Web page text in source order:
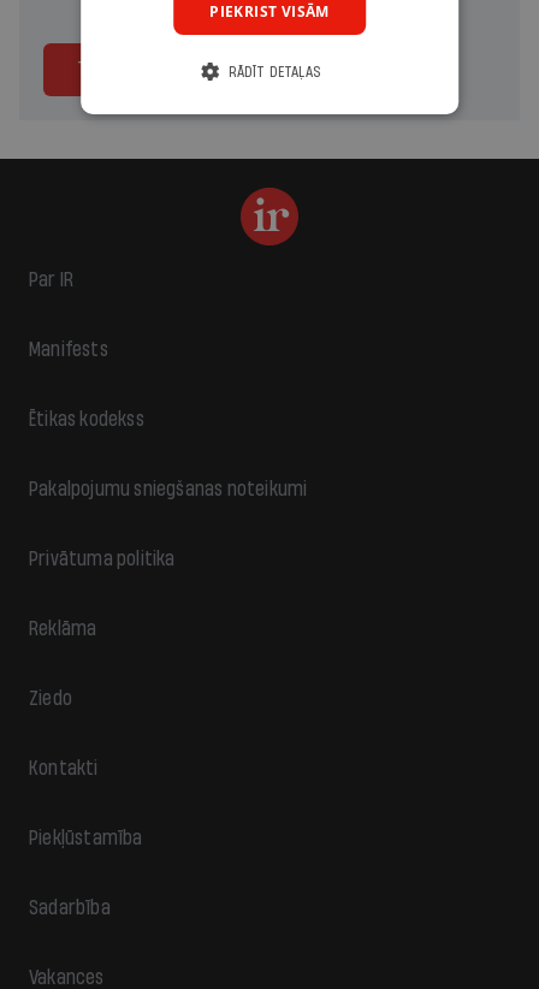
Turpināt
Par IR
Manifests
Ētikas kodekss
Pakalpojumu sniegšanas noteikumi
Privātuma politika
Reklāma
Ziedo
Kontakti
Piekļūstamība
Sadarbība
Vakances
PIEKRIST VISĀM
RĀDĪT DETAĻAS